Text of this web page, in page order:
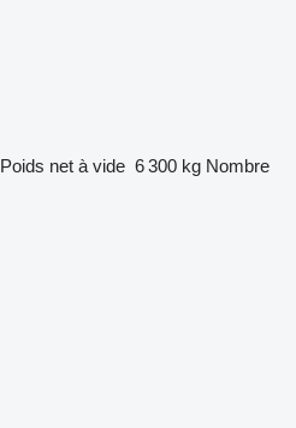
Poids net à vide 6 300 kg Nombre